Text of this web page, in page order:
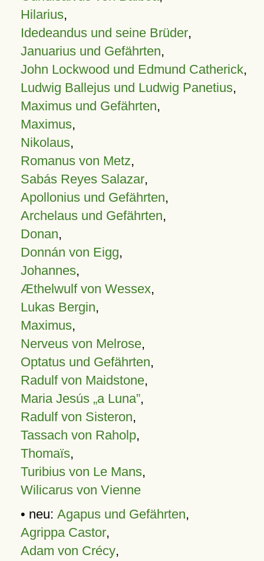
Hilarius,
Idedeandus und seine Brüder,
Januarius und Gefährten,
John Lockwood und Edmund Catherick,
Ludwig Ballejus und Ludwig Panetius,
Maximus und Gefährten,
Maximus,
Nikolaus,
Romanus von Metz,
Sabás Reyes Salazar,
Apollonius und Gefährten,
Archelaus und Gefährten,
Donan,
Donnán von Eigg,
Johannes,
Æthelwulf von Wessex,
Lukas Bergin,
Maximus,
Nerveus von Melrose,
Optatus und Gefährten,
Radulf von Maidstone,
Maria Jesús „a Luna”,
Radulf von Sisteron,
Tassach von Raholp,
Thomaïs,
Turibius von Le Mans,
Wilicarus von Vienne
• neu: Agapus und Gefährten,
Agrippa Castor,
Adam von Crécy,